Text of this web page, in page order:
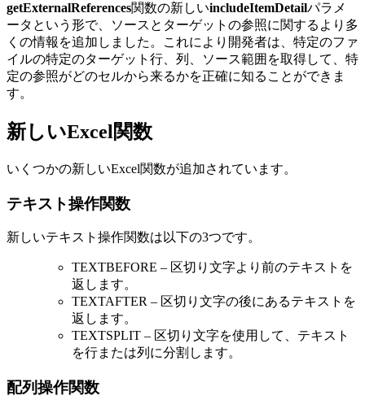
getExternalReferences関数の新しいincludeItemDetailパラメ
ータという形で、ソースとターゲットの参照に関するより多
くの情報を追加しました。これにより開発者は、特定のファ
イルの特定のターゲット行、列、ソース範囲を取得して、特
定の参照がどのセルから来るかを正確に知ることができま
す。
新しいExcel関数
いくつかの新しいExcel関数が追加されています。
テキスト操作関数
新しいテキスト操作関数は以下の3つです。
TEXTBEFORE – 区切り文字より前のテキストを
返します。
TEXTAFTER – 区切り文字の後にあるテキストを
返します。
TEXTSPLIT – 区切り文字を使用して、テキスト
を行または列に分割します。
配列操作関数